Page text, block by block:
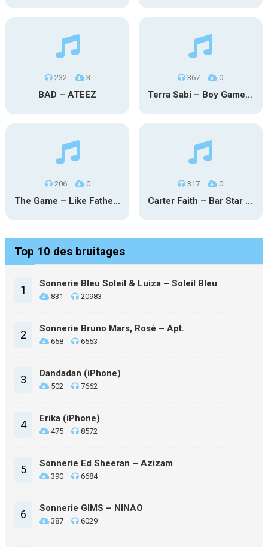
232 3
BAD – ATEEZ
367 0
Terra Sabi – Boy Game X Marcia Cruz
206 0
The Game – Like Father Like Daughter
317 0
Carter Faith – Bar Star Vevo
Top 10 des bruitages
1 Sonnerie Bleu Soleil & Luiza – Soleil Bleu
831 20983
2 Sonnerie Bruno Mars, Rosé – Apt.
658 6553
3 Dandadan (iPhone)
502 7662
4 Erika (iPhone)
475 8572
5 Sonnerie Ed Sheeran – Azizam
390 6684
6 Sonnerie GIMS – NINAO
387 6029